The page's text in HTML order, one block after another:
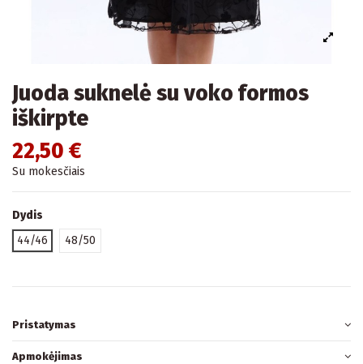
Juoda suknelė su voko formos
iškirpte
22,50 €
Su mokesčiais
Dydis
44/46
48/50
Pristatymas
Apmokėjimas